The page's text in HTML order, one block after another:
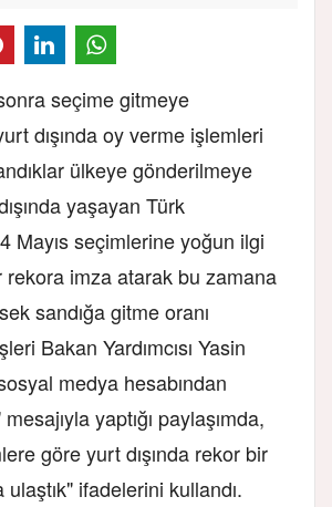
seçime gitmeye
dışında oy verme işlemleri
ülkeye gönderilmeye
yaşayan Türk
Mayıs seçimlerine yoğun ilgi
imza atarak bu zamana
sandığa gitme oranı
Bakan Yardımcısı Yasin
medya hesabından
yaptığı paylaşımda,
göre yurt dışında rekor bir
ulaştık" ifadelerini kullandı.